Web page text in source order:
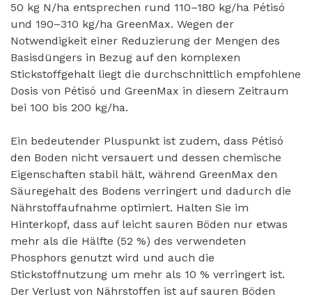
50 kg N/ha entsprechen rund 110–180 kg/ha Pétisó
und 190–310 kg/ha GreenMax. Wegen der
Notwendigkeit einer Reduzierung der Mengen des
Basisdüngers in Bezug auf den komplexen
Stickstoffgehalt liegt die durchschnittlich empfohlene
Dosis von Pétisó und GreenMax in diesem Zeitraum
bei 100 bis 200 kg/ha.
Ein bedeutender Pluspunkt ist zudem, dass Pétisó
den Boden nicht versauert und dessen chemische
Eigenschaften stabil hält, während GreenMax den
Säuregehalt des Bodens verringert und dadurch die
Nährstoffaufnahme optimiert. Halten Sie im
Hinterkopf, dass auf leicht sauren Böden nur etwas
mehr als die Hälfte (52 %) des verwendeten
Phosphors genutzt wird und auch die
Stickstoffnutzung um mehr als 10 % verringert ist.
Der Verlust von Nährstoffen ist auf sauren Böden